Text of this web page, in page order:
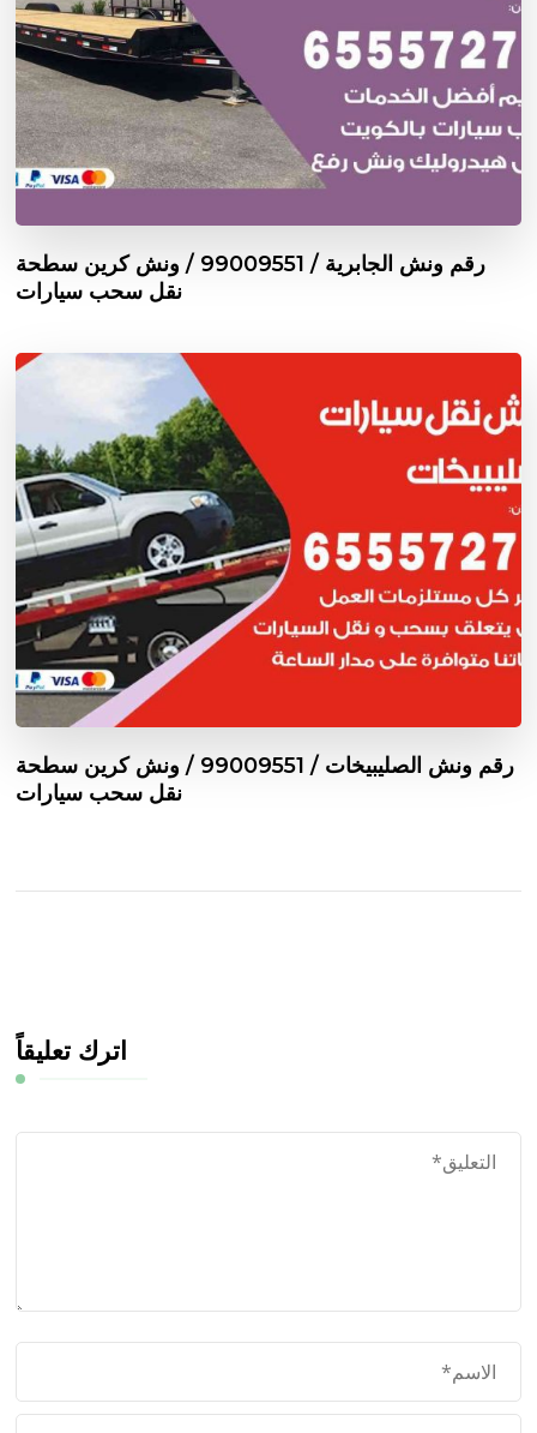
رقم ونش الجابرية / 99009551‬ / ونش كرين سطحة
نقل سحب سيارات
رقم ونش الصليبيخات / 99009551‬ / ونش كرين سطحة
نقل سحب سيارات
اترك تعليقاً